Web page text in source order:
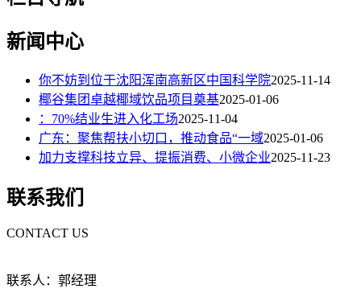
新闻中心
你不妨到位于沈阳浑南高新区中国科学院2025-11-14
椰谷集团卓越椰域饮品项目奠基2025-01-06
：70%结业生进入化工场2025-11-04
广东：聚焦帮扶小切口，推动食品“一域2025-01-06
加力支撑科技立异、提振消费、小微企业2025-11-23
联系我们
CONTACT US
联系人：郭经理